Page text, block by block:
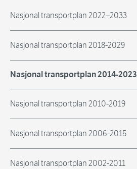
Nasjonal transportplan 2022–2033
Nasjonal transportplan 2018-2029
Nasjonal transportplan 2014-2023
Nasjonal transportplan 2010-2019
Nasjonal transportplan 2006-2015
Nasjonal transportplan 2002-2011